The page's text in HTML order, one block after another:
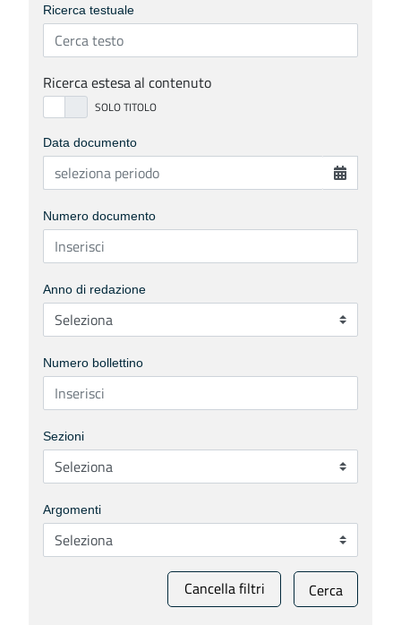
Ricerca testuale
Ricerca estesa al contenuto
Data documento
Numero documento
Anno di redazione
Numero bollettino
Sezioni
Argomenti
Cancella filtri Cerca